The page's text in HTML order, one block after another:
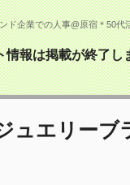
ド企業での人事@原宿＊50代
情報は掲載が終了し
ュエリーブ